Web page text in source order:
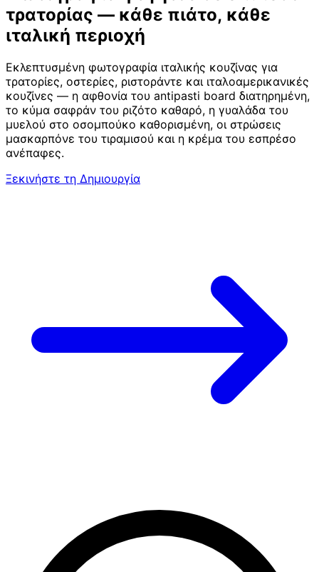
τρατορίας — κάθε πιάτο, κάθε
ιταλική περιοχή
Εκλεπτυσμένη φωτογραφία ιταλικής κουζίνας για
τρατορίες, οστερίες, ριστοράντε και ιταλοαμερικανικές
κουζίνες — η αφθονία του antipasti board διατηρημένη,
το κύμα σαφράν του ριζότο καθαρό, η γυαλάδα του
μυελού στο οσομπούκο καθορισμένη, οι στρώσεις
μασκαρπόνε του τιραμισού και η κρέμα του εσπρέσο
ανέπαφες.
Ξεκινήστε τη Δημιουργία